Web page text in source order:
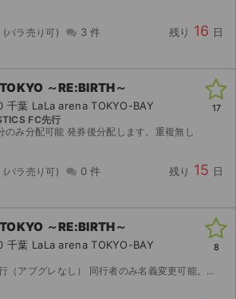
3 件 残り 16 日
～RE:BIRTH～
葉 LaLa arena TOKYO-BAY
FC先行
のみ分配可能 発券後分配します。重複無し
0 件 残り 15 日
17
～RE:BIRTH～
葉 LaLa arena TOKYO-BAY
（重複分ではありませ ん。） 公演中止以外での返金不可。 お値下げ等、ご質問ありましたらコメントにてお願いします。
8